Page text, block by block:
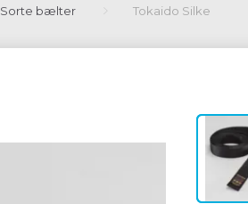
Sorte bælter Tokaido Silke